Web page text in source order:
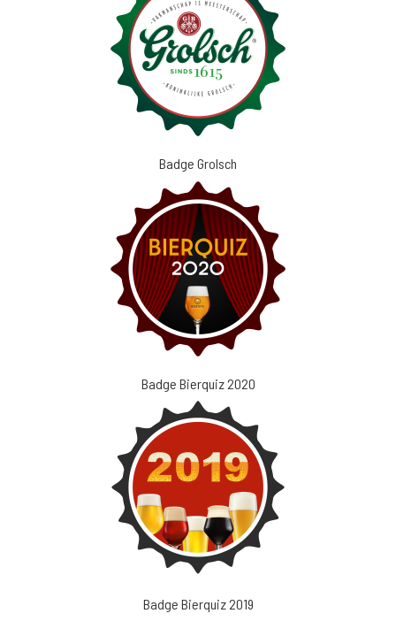
Badge Grolsch
Badge Bierquiz 2020
Badge Bierquiz 2019